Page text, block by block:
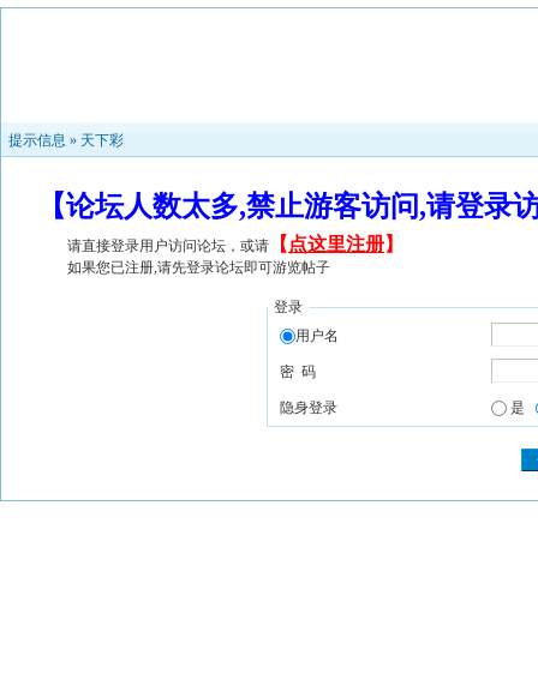
提示信息 » 天下彩
【论坛人数太多,禁止游客访问,请登
请直接登录用户访问论坛，或请 【 点这里注册】
如果您已注册,请先登录论坛即可游览帖子
登录
用户名
密 码
隐身登录 是